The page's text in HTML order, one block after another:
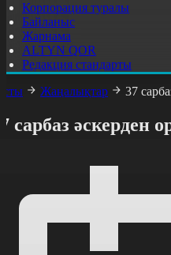
Корпорация туралы
Байланыс
Жарнама
ALTYN QOR
Редакция стандарты
Жаңалықтар 37
сарбаз әскерден